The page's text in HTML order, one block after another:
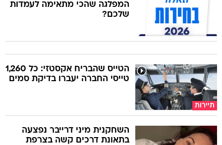
המפלגה שהכי מתאימה לעמדות
שלכם?
תיירות
הטייס שהבריח אקסטזי: כל 1,260
טייסי החברה יעברו בדיקת סמים
השחקנית מיני דרייבר נפצעה
בתאונת דרכים קשה בצרפת